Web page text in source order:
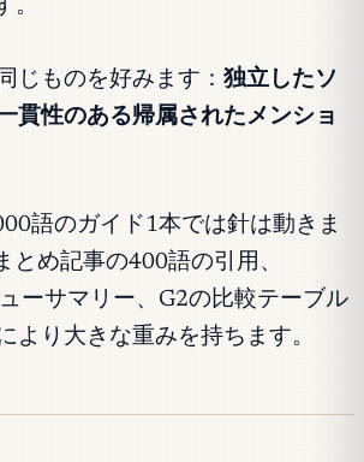
。
じものを好みます： 独立したソ
貫性のある帰属されたメンショ
語のガイド1本では針は動きま
とめ記事の400語の引用、
ーサマリー、G2の比較テーブル
より大きな重みを持ちます。